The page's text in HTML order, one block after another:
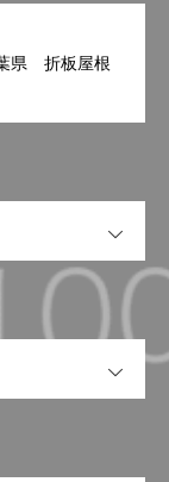
県 折板屋根